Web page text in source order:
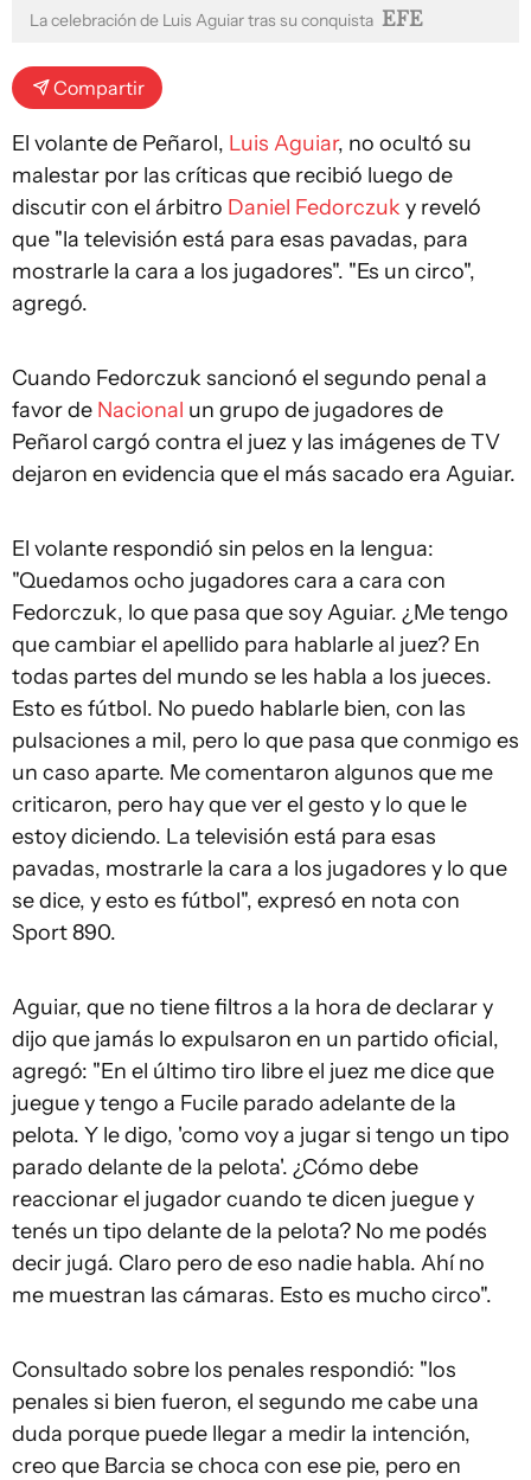
La celebración de Luis Aguiar tras su conquista EFE
Compartir
El volante de Peñarol, Luis Aguiar, no ocultó su
malestar por las críticas que recibió luego de
discutir con el árbitro Daniel Fedorczuk y reveló
que "la televisión está para esas pavadas, para
mostrarle la cara a los jugadores". "Es un circo",
agregó.
Cuando Fedorczuk sancionó el segundo penal a
favor de Nacional un grupo de jugadores de
Peñarol cargó contra el juez y las imágenes de TV
dejaron en evidencia que el más sacado era Aguiar.
El volante respondió sin pelos en la lengua:
"Quedamos ocho jugadores cara a cara con
Fedorczuk, lo que pasa que soy Aguiar. ¿Me tengo
que cambiar el apellido para hablarle al juez? En
todas partes del mundo se les habla a los jueces.
Esto es fútbol. No puedo hablarle bien, con las
pulsaciones a mil, pero lo que pasa que conmigo es
un caso aparte. Me comentaron algunos que me
criticaron, pero hay que ver el gesto y lo que le
estoy diciendo. La televisión está para esas
pavadas, mostrarle la cara a los jugadores y lo que
se dice, y esto es fútbol", expresó en nota con
Sport 890.
Aguiar, que no tiene filtros a la hora de declarar y
dijo que jamás lo expulsaron en un partido oficial,
agregó: "En el último tiro libre el juez me dice que
juegue y tengo a Fucile parado adelante de la
pelota. Y le digo, 'como voy a jugar si tengo un tipo
parado delante de la pelota'. ¿Cómo debe
reaccionar el jugador cuando te dicen juegue y
tenés un tipo delante de la pelota? No me podés
decir jugá. Claro pero de eso nadie habla. Ahí no
me muestran las cámaras. Esto es mucho circo".
Consultado sobre los penales respondió: "los
penales si bien fueron, el segundo me cabe una
duda porque puede llegar a medir la intención,
creo que Barcia se choca con ese pie, pero en